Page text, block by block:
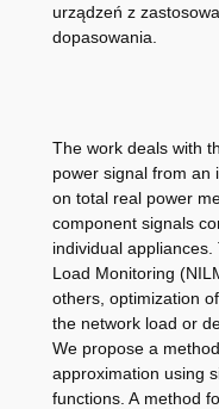
urządzeń z
dopasowania.
The work deals with
power signal from an
on total real power
component signals
individual
Load Monitoring
others, optimization
the network load or
We propose a
approximation using
functions. A method